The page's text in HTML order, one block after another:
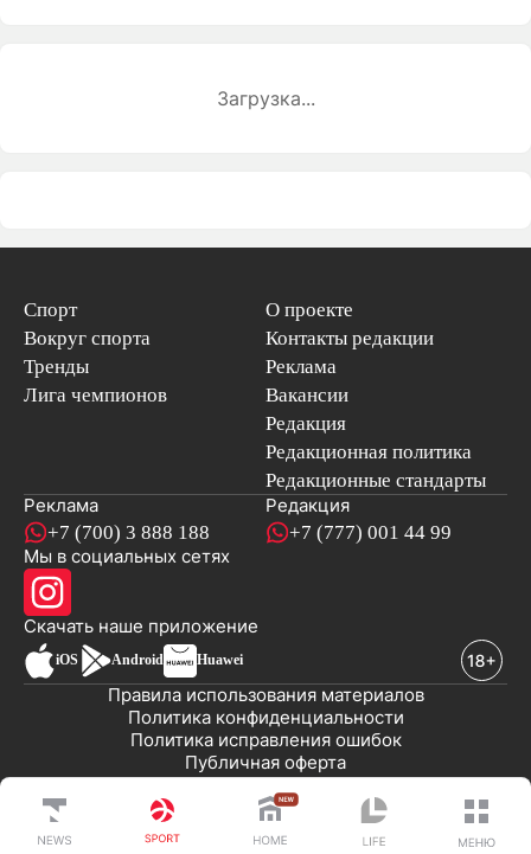
Загрузка...
Спорт
Вокруг спорта
Тренды
Лига чемпионов
О проекте
Контакты редакции
Реклама
Вакансии
Редакция
Редакционная политика
Редакционные стандарты
Реклама
+7 (700) 3 888 188
Редакция
+7 (777) 001 44 99
Мы в социальных сетях
Скачать наше приложениеновостей
iOS Android Huawei
Публичная оферта
Политика исправления ошибок
Политика конфиденциальности
Правила использования материалов